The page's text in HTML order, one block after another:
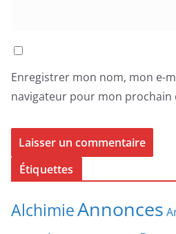
Enregistrer mon nom, mon e-
navigateur pour mon prochain
Étiquettes
AlchimieAnnonces